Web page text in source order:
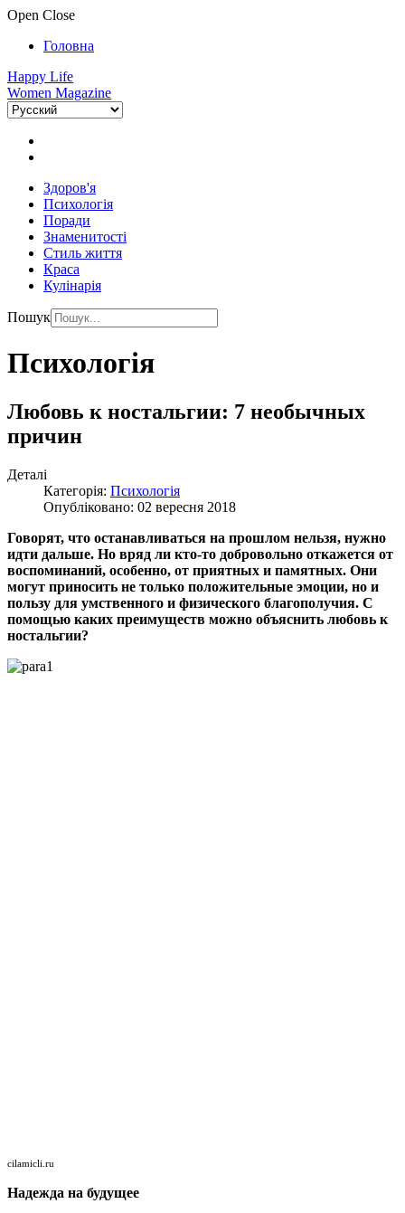
Open Close
Головна
Happy Life
Women Magazine
Здоров'я
Психологія
Поради
Знаменитості
Стиль життя
Краса
Кулінарія
Пошук
Психологія
Любовь к ностальгии: 7 необычных
причин
Деталі
Категорія: Психологія
Опубліковано: 02 вересня 2018
Говорят, что останавливаться на прошлом нельзя, нужно
идти дальше. Но вряд ли кто-то добровольно откажется от
воспоминаний, особенно, от приятных и памятных. Они
могут приносить не только положительные эмоции, но и
пользу для умственного и физического благополучия. С
помощью каких преимуществ можно объяснить любовь к
ностальгии?
cilamicli.ru
Надежда на будущее